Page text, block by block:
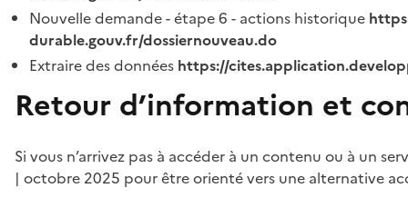
Nouvelle demande - étape 6 - actions historique
durable.gouv.fr/dossiernouveau.do
Extraire des données https://
Retour d’information et
Si vous n’arrivez pas à accéder à un contenu ou à un
| octobre 2025 pour être orienté vers une alternative